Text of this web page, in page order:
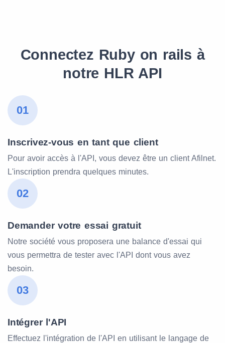
Connectez Ruby on rails à
notre HLR API
01
Inscrivez-vous en tant que client
Pour avoir accès à l'API, vous devez être un client Afilnet.
L'inscription prendra quelques minutes.
02
Demander votre essai gratuit
Notre société vous proposera une balance d'essai qui
vous permettra de tester avec l'API dont vous avez
besoin.
03
Intégrer l'API
Effectuez l'intégration de l'API en utilisant le langage de